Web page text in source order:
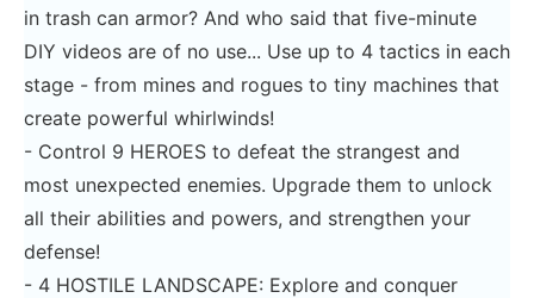
in trash can armor? And who said that five-minute
DIY videos are of no use... Use up to 4 tactics in each
stage - from mines and rogues to tiny machines that
create powerful whirlwinds!
- Control 9 HEROES to defeat the strangest and
most unexpected enemies. Upgrade them to unlock
all their abilities and powers, and strengthen your
defense!
- 4 HOSTILE LANDSCAPE: Explore and conquer